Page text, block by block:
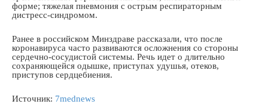
форме; тяжелая пневмония с острым респираторным
дистресс-синдромом.
Ранее в российском Минздраве рассказали, что после
коронавируса часто развиваются осложнения со стороны
сердечно-сосудистой системы. Речь идет о длительно
сохраняющейся одышке, приступах удушья, отеков,
приступов сердцебиения.
Источник: 7mednews